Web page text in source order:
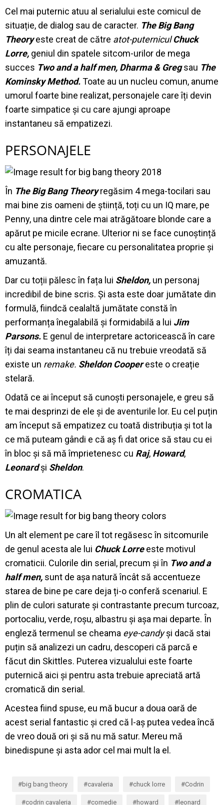
Cel mai puternic atuu al serialului este comicul de
situație, de dialog sau de caracter. The Big Bang
Theoryeste creat de către atot-puterniculChuck
Lorre, geniul din spatele sitcom-urilor de mega
succes Two and a half men, Dharma & Gregsau The
Kominsky Method.Toate au un nucleu comun, anume
umorul foarte bine realizat, personajele care îți devin
foarte simpatice și cu care ajungi aproape
instantaneu să empatizezi.
PERSONAJELE
În The Big Bang Theoryregăsim 4 mega-tocilari sau
mai bine zis oameni de știință, toți cu un IQ mare, pe
Penny, una dintre cele mai atrăgătoare blonde care a
apărut pe micile ecrane. Ulterior ni se face cunoștință
cu alte personaje, fiecare cu personalitatea proprie și
amuzantă.
Dar cu toții pălesc în fața lui Sheldon, un personaj
incredibil de bine scris. Și asta este doar jumătate din
formulă, fiindcă cealaltă jumătate constă în
performanța înegalabilă și formidabilă a lui Jim
Parsons. E genul de interpretare actoricească în care
îți dai seama instantaneu că nu trebuie vreodată să
existe un remake. Sheldon Coopereste o creație
stelară.
Odată ce ai început să cunoști personajele, e greu să
te mai desprinzi de ele și de aventurile lor. Eu cel puțin
am început să empatizez cu toată distribuția și tot la
ce mă puteam gândi e că aș fi dat orice să stau cu ei
în bloc și să mă împrietenesc cu Raj, Howard,
Leonard și Sheldon.
CROMATICA
Un alt element pe care îl tot regăsesc în sitcomurile
de genul acesta ale lui Chuck Lorreeste motivul
cromaticii. Culorile din serial, precum și în Two and a
half men, sunt de așa natură încât să accentueze
starea de bine pe care deja ți-o conferă scenariul. E
plin de culori saturate și contrastante precum turcoaz,
portocaliu, verde, roșu, albastru și așa mai departe. În
engleză termenul se cheama eye-candyși dacă stai
puțin să analizezi un cadru, descoperi că parcă e
făcut din Skittles. Puterea vizualului este foarte
puternică aici și pentru asta trebuie apreciată artă
cromatică din serial.
Acestea fiind spuse, eu mă bucur a doua oară de
acest serial fantastic și cred că l-aș putea vedea încă
de vreo două ori și să nu mă satur. Mereu mă
binedispune și asta ador cel mai mult la el.
big bang theory cavaleria chuck lorre Codrin
codrin cavaleria comedie howard leonard